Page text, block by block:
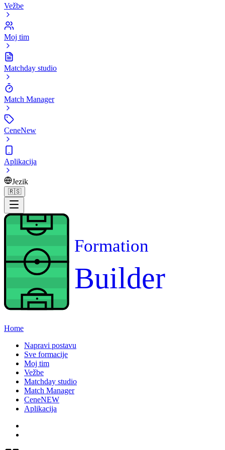
Vežbe
Moj tim
Matchday studio
Match Manager
CeneNew
Aplikacija
Jezik
🇷🇸
Formation
Builder
Home
Napravi postavu
Sve formacije
Moj tim
Vežbe
Matchday studio
Match Manager
CeneNEW
Aplikacija